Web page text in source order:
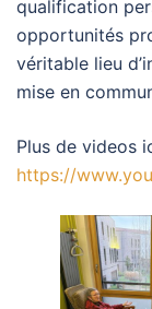
qualification
opportunités
véritable lieu
mise en
Plus de videos
https://